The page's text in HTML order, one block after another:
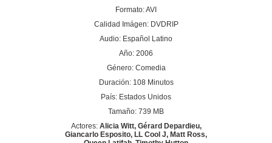
Formato: AVI
Calidad Imágen: DVDRIP
Audio: Español Latino
Año: 2006
Género: Comedia
Duración: 108 Minutos
País: Estados Unidos
Tamaño: 739 MB
Actores: Alicia Witt, Gérard Depardieu,
Giancarlo Esposito, LL Cool J, Matt Ross,